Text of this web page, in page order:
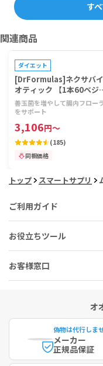
す
関連商品
プレゼントキャンペーン対象
ダイエット
[DrFormulas]ネクサバイ
オティック 【1本60ベジ
プセル】
善玉菌を増やして腸内フロー
をサポート
3,106円～
(185)
同梱価格
トップ スマートサプリ
ご利用ガイド
お役立ちツール
お客様窓口
オ
偽物は代行しま
メーカー
正規品保証